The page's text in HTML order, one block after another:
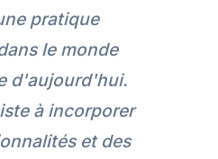
pratique
le monde
d'aujourd'hui.
à incorporer
et des